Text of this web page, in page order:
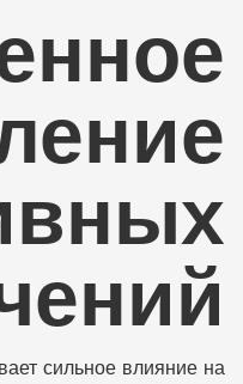
сильное влияние на